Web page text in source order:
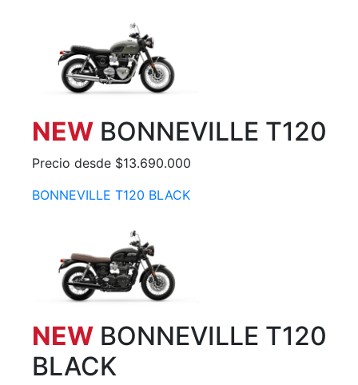
NEW BONNEVILLE T120
Precio desde $13.690.000
BONNEVILLE T120 BLACK
NEW BONNEVILLE T120
BLACK